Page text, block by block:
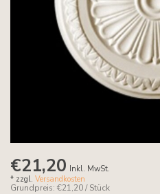
€21,20 Inkl. MwSt.
* zzgl. Versandkosten
Grundpreis: €21,20 / Stück